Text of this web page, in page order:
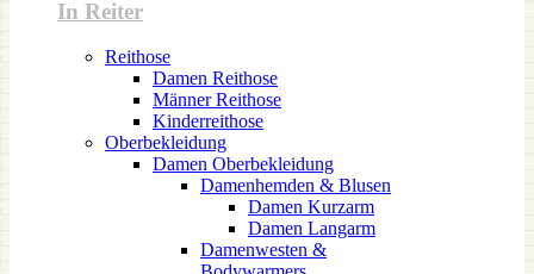
In Reiter
Reithose
Damen Reithose
Männer Reithose
Kinderreithose
Oberbekleidung
Damen Oberbekleidung
Damenhemden & Blusen
Damen Kurzarm
Damen Langarm
Damenwesten &